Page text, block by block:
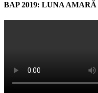
BAP 2019: LUNA AMARĂ